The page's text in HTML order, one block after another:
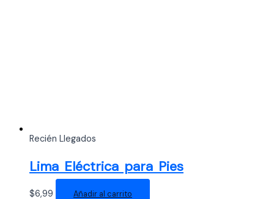
Recién Llegados
Lima Eléctrica para Pies
$6,99 Añadir al carrito